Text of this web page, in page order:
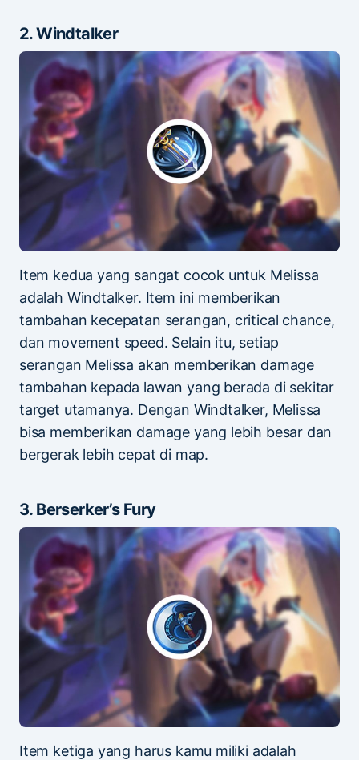
2. Windtalker
Item kedua yang sangat cocok untuk Melissa
adalah Windtalker. Item ini memberikan
tambahan kecepatan serangan, critical chance,
dan movement speed. Selain itu, setiap
serangan Melissa akan memberikan damage
tambahan kepada lawan yang berada di sekitar
target utamanya. Dengan Windtalker, Melissa
bisa memberikan damage yang lebih besar dan
bergerak lebih cepat di map.
3. Berserker’s Fury
Item ketiga yang harus kamu miliki adalah